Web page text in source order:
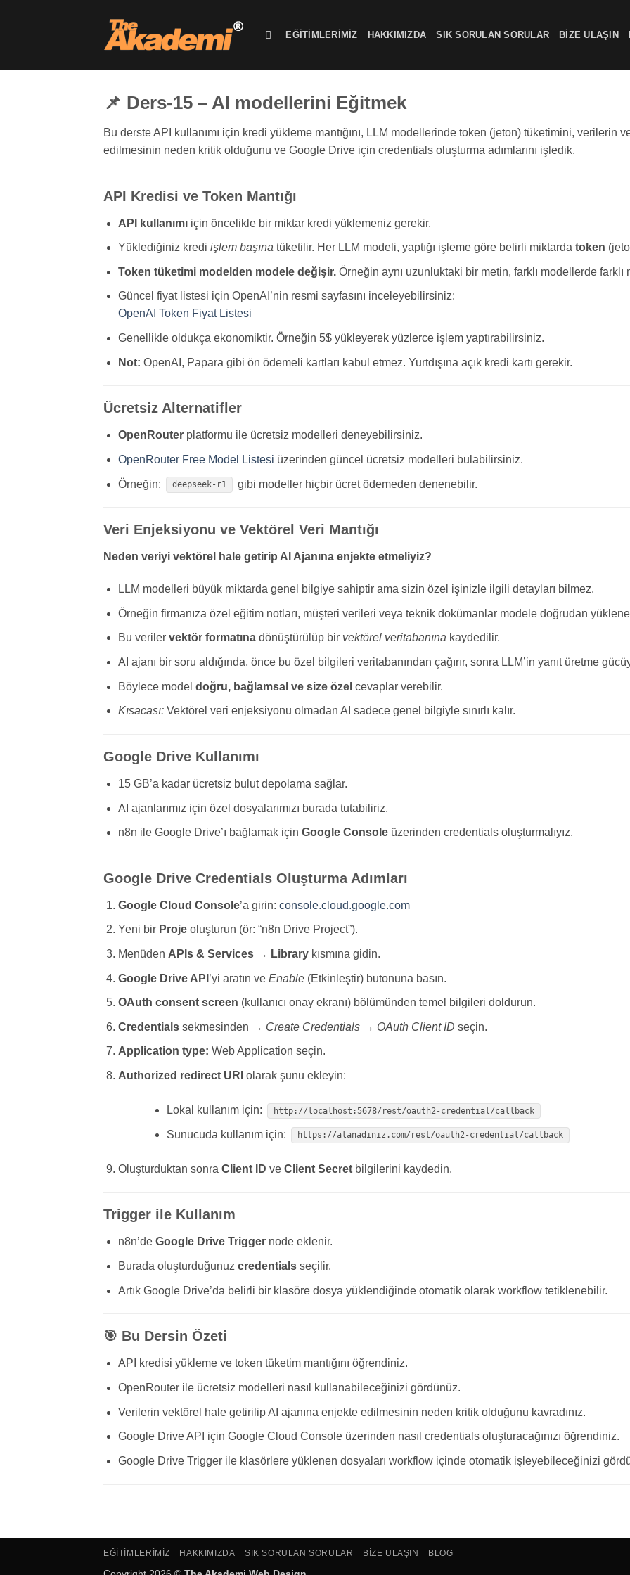
EĞITIMLERIMIZ HAKKIMIZDA SIK SORULAN SORULAR BIZE ULAŞIN
📌 Ders-15 – AI modellerini Eğitmek
Bu derste API kullanımı için kredi yükleme mantığını, LLM modellerinde token (jeton) tüketimini, verilerin
edilmesinin neden kritik olduğunu ve Google Drive için credentials oluşturma adımlarını işledik.
API Kredisi ve Token Mantığı
API kullanımıiçin öncelikle bir miktar kredi yüklemeniz gerekir.
Yüklediğiniz kredi işlem başına tüketilir. Her LLM modeli, yaptığı işleme göre belirli miktarda token
Token tüketimi modelden modele değişir.Örneğin aynı uzunluktaki bir metin, farklı modellerde
Güncel fiyat listesi için OpenAI’nin resmi sayfasını inceleyebilirsiniz:
OpenAI Token Fiyat Listesi
Genellikle oldukça ekonomiktir. Örneğin 5$ yükleyerek yüzlerce işlem yaptırabilirsiniz.
Not: OpenAI, Papara gibi ön ödemeli kartları kabul etmez. Yurtdışına açık kredi kartı gerekir.
Ücretsiz Alternatifler
OpenRouterplatformu ile ücretsiz modelleri deneyebilirsiniz.
OpenRouter Free Model Listesi üzerinden güncel ücretsiz modelleri bulabilirsiniz.
Örneğin: deepseek-r1 gibi modeller hiçbir ücret ödemeden denenebilir.
Veri Enjeksiyonu ve Vektörel Veri Mantığı
Neden veriyi vektörel hale getirip AI Ajanına enjekte etmeliyiz?
LLM modelleri büyük miktarda genel bilgiye sahiptir ama sizin özel işinizle ilgili detayları bilmez.
Örneğin firmanıza özel eğitim notları, müşteri verileri veya teknik dokümanlar modele doğrudan
Bu veriler vektör formatınadönüştürülüp bir vektörel veritabanına kaydedilir.
AI ajanı bir soru aldığında, önce bu özel bilgileri veritabanından çağırır, sonra LLM’in yanıt üretme
Böylece model doğru, bağlamsal ve size özel cevaplar verebilir.
Kısacası:Vektörel veri enjeksiyonu olmadan AI sadece genel bilgiyle sınırlı kalır.
Google Drive Kullanımı
15 GB’a kadar ücretsiz bulut depolama sağlar.
AI ajanlarımız için özel dosyalarımızı burada tutabiliriz.
n8n ile Google Drive’ı bağlamak için Google Consoleüzerinden credentials oluşturmalıyız.
Google Drive Credentials Oluşturma Adımları
Google Cloud Console’a girin: console.cloud.google.com
Yeni bir Projeoluşturun (ör: “n8n Drive Project”).
Menüden APIs & Services → Librarykısmına gidin.
Google Drive API ’yi aratın ve Enable(Etkinleştir) butonuna basın.
OAuth consent screen (kullanıcı onay ekranı) bölümünden temel bilgileri doldurun.
Credentialssekmesinden → Create Credentials → OAuth Client ID seçin.
Application type: Web Application seçin.
Authorized redirect URI olarak şunu ekleyin:
Lokal kullanım için: http://localhost:5678/rest/oauth2-credential/callback
Sunucuda kullanım için: https://alanadiniz.com/rest/oauth2-credential/callback
Oluşturduktan sonra Client ID ve Client Secretbilgilerini kaydedin.
Trigger ile Kullanım
n8n’de Google Drive Triggernode eklenir.
Burada oluşturduğunuz credentialsseçilir.
Artık Google Drive’da belirli bir klasöre dosya yüklendiğinde otomatik olarak workflow tetiklenebilir.
🎯 Bu Dersin Özeti
API kredisi yükleme ve token tüketim mantığını öğrendiniz.
OpenRouter ile ücretsiz modelleri nasıl kullanabileceğinizi gördünüz.
Verilerin vektörel hale getirilip AI ajanına enjekte edilmesinin neden kritik olduğunu kavradınız.
Google Drive API için Google Cloud Console üzerinden nasıl credentials oluşturacağınızı öğrendiniz.
Google Drive Trigger ile klasörlere yüklenen dosyaları workflow içinde otomatik işleyebileceğinizi
EĞITIMLERIMIZ HAKKIMIZDA SIK SORULAN SORULAR BIZE ULAŞIN BLOG